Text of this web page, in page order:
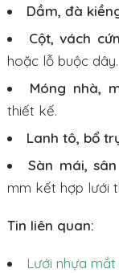
Dầm, đà
Cột, vách
hoặc lỗ buộc dây.
Móng nhà,
thiết kế.
Lanh tô, bổ
Sàn mái,
mm kết hợp lưới
Tin liên quan:
Lưới nhựa